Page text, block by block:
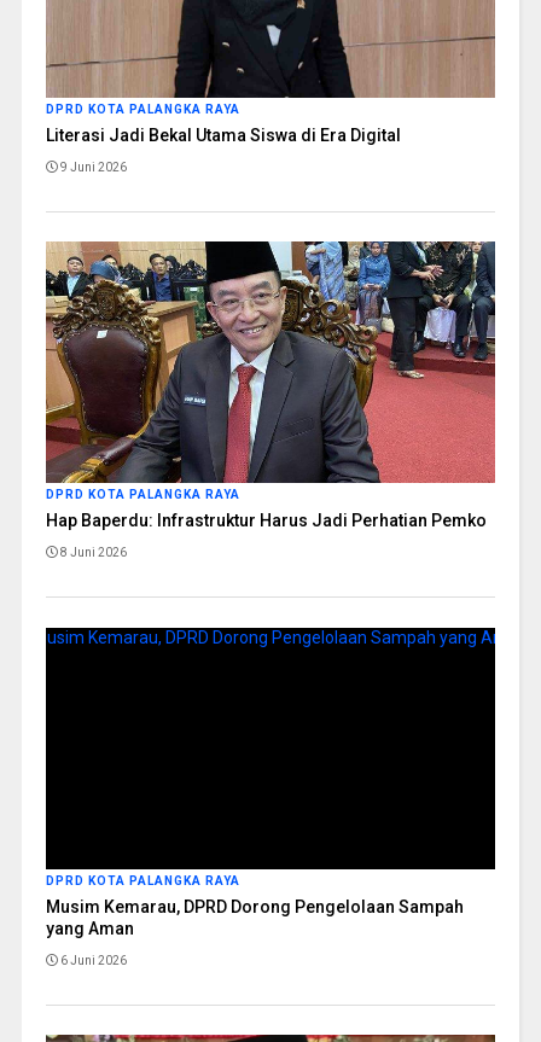
DPRD KOTA PALANGKA RAYA
Literasi Jadi Bekal Utama Siswa di Era Digital
9 Juni 2026
DPRD KOTA PALANGKA RAYA
Hap Baperdu: Infrastruktur Harus Jadi Perhatian Pemko
8 Juni 2026
DPRD KOTA PALANGKA RAYA
Musim Kemarau, DPRD Dorong Pengelolaan Sampah
yang Aman
6 Juni 2026